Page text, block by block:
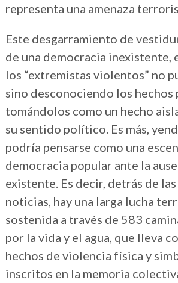
representa una amenaza
Este desgarramiento de
de una democracia inexistente,
los “extremistas violentos” no
sino desconociendo los hechos
tomándolos como un hecho
su sentido político. Es más,
podría pensarse como una
democracia popular ante la
existente. Es decir, detrás de
noticias, hay una larga lucha
sostenida a través de 583
por la vida y el agua, que lleva
hechos de violencia física y
inscritos en la memoria